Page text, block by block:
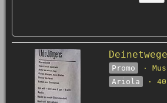
Promo
·
Ariola
·